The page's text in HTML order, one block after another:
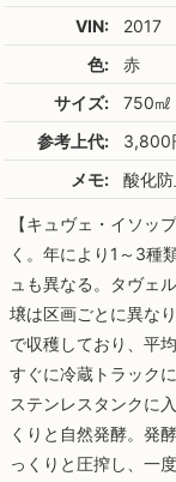
VIN:
2017
色:
赤
サイズ:
750㎖
参考上代:
3,800
メモ:
酸化
【キュヴェ・イソッ
く。年により1～3種
ュも異なる。タヴェ
壌は区画ごとに異な
で収穫しており、平
すぐに冷蔵トラック
ステンレスタンクに
くりと自然発酵。発
っくりと圧搾し、一